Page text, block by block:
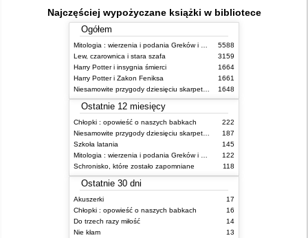
Najczęściej wypożyczane książki w bibliotece
Ogółem
5588
Lew, czarownica i stara szafa
3159
Harry Potter i insygnia śmierci
1664
Harry Potter i Zakon Feniksa
1661
1648
Ostatnie 12 miesięcy
Chłopki : opowieść o naszych babkach
222
187
Szkoła latania
145
122
Schronisko, które zostało zapomniane
118
Ostatnie 30 dni
Akuszerki
17
Chłopki : opowieść o naszych babkach
16
Do trzech razy miłość
14
Nie kłam
13